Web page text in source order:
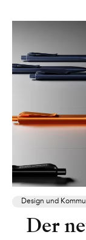
Design und
Der